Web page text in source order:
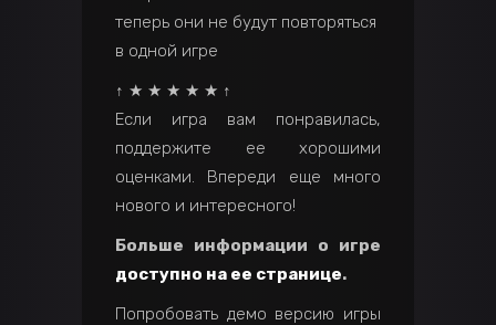
теперь они не будут повторяться
в одной игре
↑ ★ ★ ★ ★ ★ ↑
Если игра вам понравилась,
поддержите ее хорошими
оценками. Впереди еще много
нового и интересного!
Больше информации о игре
доступно на ее странице.
Попробовать демо версию игры